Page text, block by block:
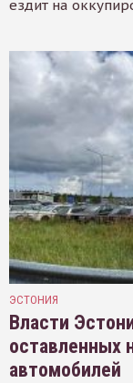
ездит на
ЭСТОНИЯ
Власти
оставленных
автомобилей